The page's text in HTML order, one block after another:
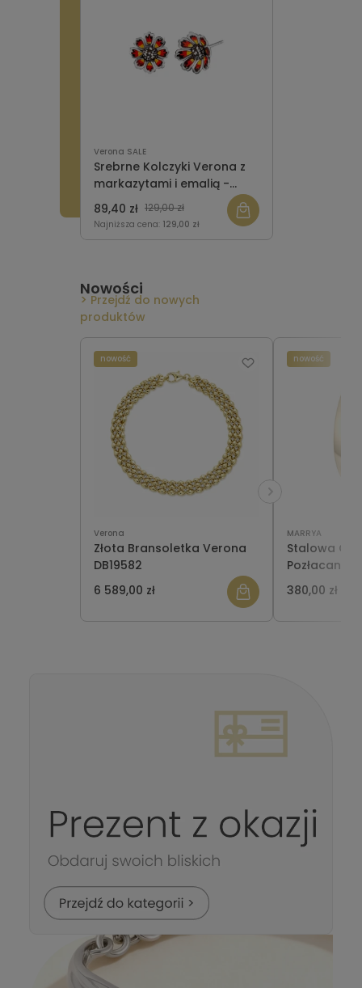
Verona SALE
Srebrne Kolczyki Verona z
markazytami i emalią -
kwiaty - Tajemniczy Ogród
89,40 zł 129,00 zł
Najniższa cena: 129,00 zł
Nowości
Przejdź do nowych
produktów
Verona
Złota Bransoletka Verona
DB19582
6 589,00 zł
nowość
MARRYA
Stalowa
Pozłacana
damska
380,00 zł
nowość